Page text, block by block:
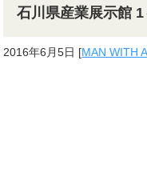
石川県産業展示館
2016年6月5日 [MAN WITH